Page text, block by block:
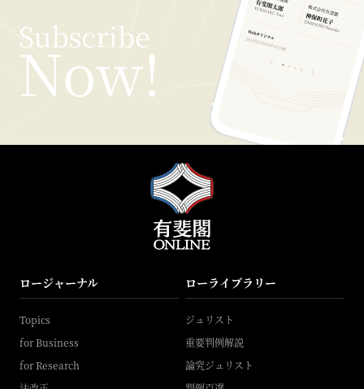
ロージャーナル
Topics
for Business
for Research
ローライブラリー
ジュリスト
重要判例解説
論究ジュリスト